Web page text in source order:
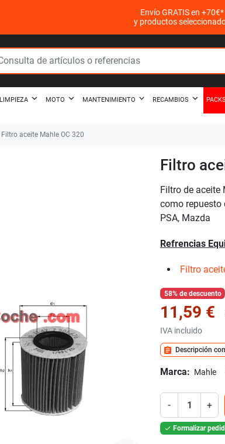
Envío GRATIS en +70€*
y productos
LIMPIEZA MOTO MANTENIMIENTO RECAMBIOS PACKS
Filtro aceite Mahle OC 320
Filtro
Filtro de aceite
como repuesto
PSA, Mazda
Refrencias
Filtro
58% de descuento
11,59 €
IVA incluido
assignment Descripción
Marca: Mahle
- +
 Formalizar